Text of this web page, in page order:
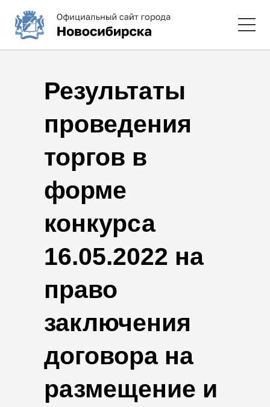
Результаты
проведения
торгов в
форме
конкурса
16.05.2022 на
право
заключения
договора на
размещение и